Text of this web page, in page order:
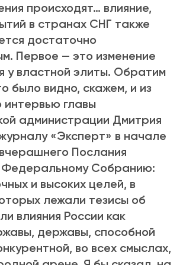
происходят… влияние,
в странах СНГ также
достаточно
Первое — это изменение
у властной элиты. Обратим
было видно, скажем, и из
интервью главы
администрации Дмитрия
«Эксперт» в начале
Послания
Федеральному Собранию:
и высоких целей, в
лежали тезисы об
влияния России как
державы, способной
во всех смыслах,